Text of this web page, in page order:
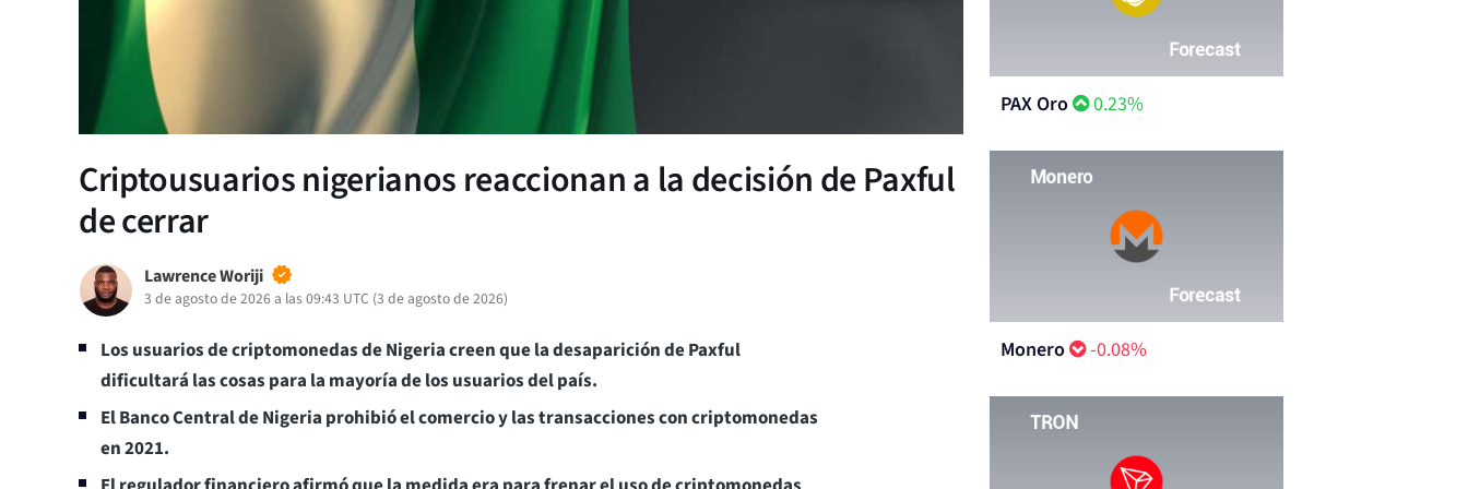
Criptousuarios nigerianos reaccionan a la decisión de Paxful
de cerrar
Lawrence Woriji
3 de agosto de 2026 a las 09:43 UTC (3 de agosto de 2026)
Los usuarios de criptomonedas de Nigeria creen que la desaparición de Paxful
dificultará las cosas para la mayoría de los usuarios del país.
El Banco Central de Nigeria prohibió el comercio y las transacciones con criptomonedas
en 2021.
PAX Oro 0.23%
Monero -0.08%